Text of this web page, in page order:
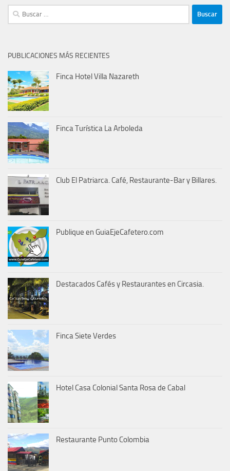
Buscar:
PUBLICACIONES MÁS RECIENTES
Finca Hotel Villa Nazareth
Finca Turística La Arboleda
Club El Patriarca. Café, Restaurante-Bar y Billares.
Publique en GuiaEjeCafetero.com
Destacados Cafés y Restaurantes en Circasia.
Finca Siete Verdes
Hotel Casa Colonial Santa Rosa de Cabal
Restaurante Punto Colombia